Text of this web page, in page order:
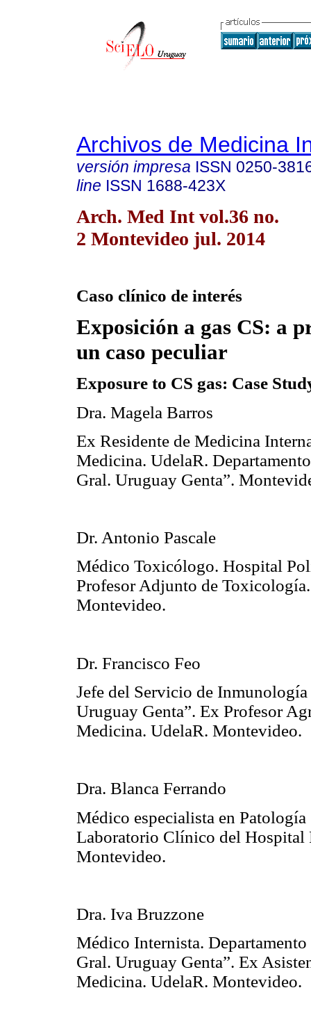
Archivos de Medicina
versión impresa ISSN 0250-
line ISSN 1688-423X
Arch. Med Int vol.36 no.
2 Montevideo jul. 2014
Caso clínico de interés
Exposición a gas CS: a
un caso peculiar
Exposure to CS gas: Case
Dra. Magela Barros
Ex Residente de Medicina
Medicina. UdelaR.
Gral. Uruguay Genta”.
Dr. Antonio Pascale
Médico Toxicólogo. Hospital
Profesor Adjunto de
Montevideo.
Dr. Francisco Feo
Jefe del Servicio de
Uruguay Genta”. Ex Profesor
Medicina. UdelaR. Montevideo.
Dra. Blanca Ferrando
Médico especialista en
Laboratorio Clínico del Hospital
Montevideo.
Dra. Iva Bruzzone
Médico Internista.
Gral. Uruguay Genta”. Ex
Medicina. UdelaR. Montevideo.